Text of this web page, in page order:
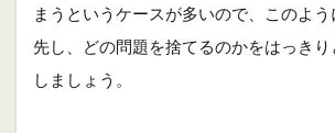
まうというケースが多いので、このよ
先し、どの問題を捨てるのかをはっき
しましょう。